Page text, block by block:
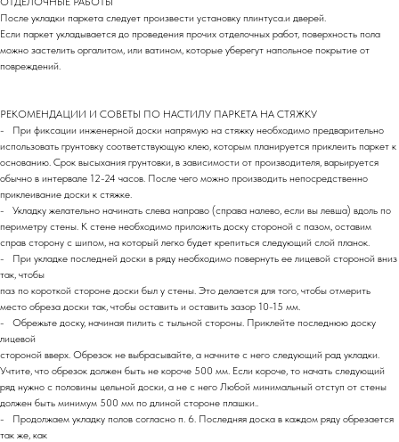
После укладки паркета следует произвести установку плинтуса.и дверей.
Если паркет укладывается до проведения прочих отделочных работ, поверхность пола
можно застелить оргалитом, или ватином, которые уберегут напольное покрытие от
повреждений.
РЕКОМЕНДАЦИИ И СОВЕТЫ ПО НАСТИЛУ ПАРКЕТА НА СТЯЖКУ
- При фиксации инженерной доски напрямую на стяжку необходимо предварительно
использовать грунтовку соответствующую клею, которым планируется приклеить паркет к
основанию. Срок высыхания грунтовки, в зависимости от производителя, варьируется
обычно в интервале 12-24 часов. После чего можно производить непосредственно
приклеивание доски к стяжке.
- Укладку желательно начинать слева направо (справа налево, если вы левша) вдоль по
периметру стены. К стене необходимо приложить доску стороной с пазом, оставим
справ сторону с шипом, на который легко будет крепиться следующий слой планок.
- При укладке последней доски в ряду необходимо повернуть ее лицевой стороной вниз
так, чтобы
паз по короткой стороне доски был у стены. Это делается для того, чтобы отмерить
место обреза доски так, чтобы оставить и оставить зазор 10-15 мм.
- Обрежьте доску, начиная пилить с тыльной стороны. Приклейте последнюю доску
лицевой
стороной вверх. Обрезок не выбрасывайте, а начните с него следующий рад укладки.
Учтите, что обрезок должен быть не короче 500 мм. Если короче, то начать следующий
ряд нужно с половины цельной доски, а не с него Любой минимальный отступ от стены
должен быть минимум 500 мм по длиной стороне плашки..
- Продолжаем укладку полов согласно п. 6. Последняя доска в каждом ряду обрезается
так же, как